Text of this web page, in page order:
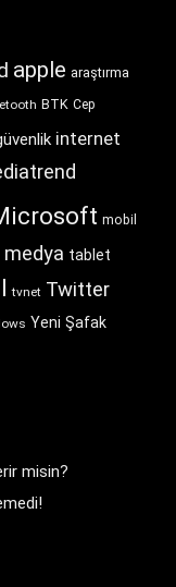
apple araştırma
BTK Cep
internet
mobil
tablet
tvnet Twitter
Yeni Şafak
misin?